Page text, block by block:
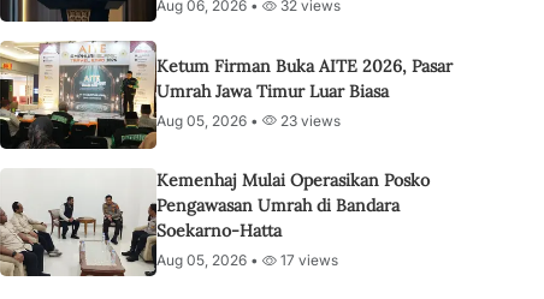
Aug 06, 2026 • 32 views
Ketum Firman Buka AITE 2026, Pasar
Umrah Jawa Timur Luar Biasa
Aug 05, 2026 • 23 views
Kemenhaj Mulai Operasikan Posko
Pengawasan Umrah di Bandara
Soekarno-Hatta
Aug 05, 2026 • 17 views